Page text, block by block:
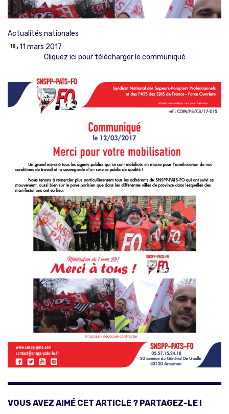
Actualités nationales
11 mars 2017
Cliquez ici pour télécharger le communiqué
VOUS AVEZ AIMÉ CET ARTICLE ? PARTAGEZ-LE !